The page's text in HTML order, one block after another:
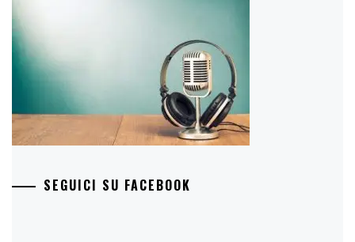
SEGUICI SU FACEBOOK